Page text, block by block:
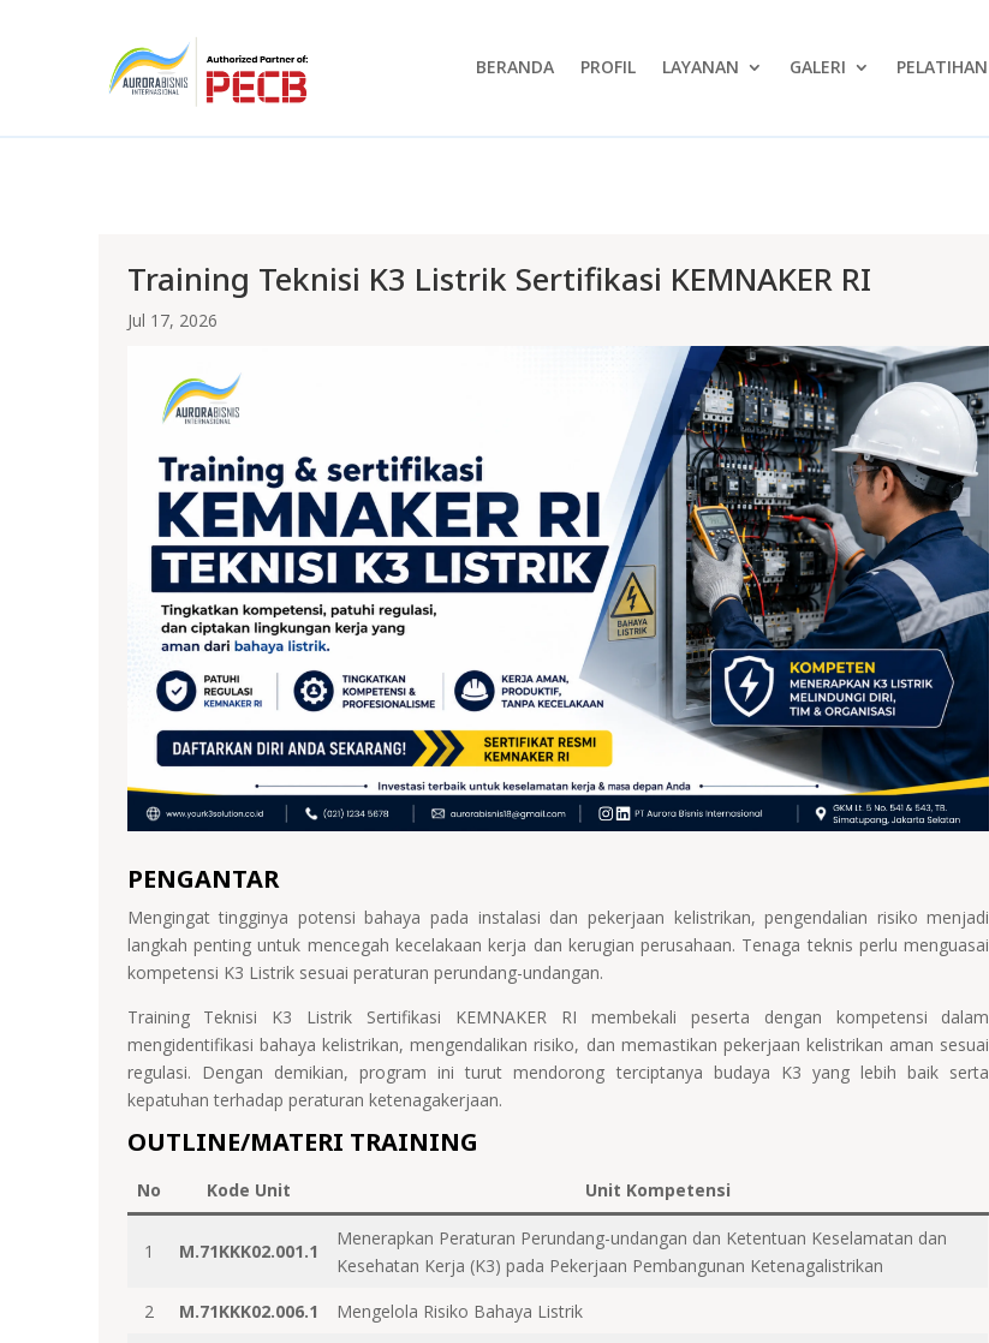
BERANDA PROFIL LAYANAN GALERI PELATIHAN
Training Teknisi K3 Listrik Sertifikasi KEMNAKER RI
Jul 17, 2026
PENGANTAR
Mengingat tingginya potensi bahaya pada instalasi dan pekerjaan kelistrikan, pengendalian risiko menjadi
langkah penting untuk mencegah kecelakaan kerja dan kerugian perusahaan. Tenaga teknis perlu menguasai
kompetensi K3 Listrik sesuai peraturan perundang-undangan.
Training Teknisi K3 Listrik Sertifikasi KEMNAKER RI membekali peserta dengan kompetensi dalam
mengidentifikasi bahaya kelistrikan, mengendalikan risiko, dan memastikan pekerjaan kelistrikan aman sesuai
regulasi. Dengan demikian, program ini turut mendorong terciptanya budaya K3 yang lebih baik serta
kepatuhan terhadap peraturan ketenagakerjaan.
OUTLINE/MATERI TRAINING
No Kode Unit Unit Kompetensi
1 M.71KKK02.001.1
Menerapkan Peraturan Perundang-undangan dan Ketentuan Keselamatan dan
Kesehatan Kerja (K3) pada Pekerjaan Pembangunan Ketenagalistrikan
2
M.71KKK02.006.1
Mengelola Risiko Bahaya Listrik